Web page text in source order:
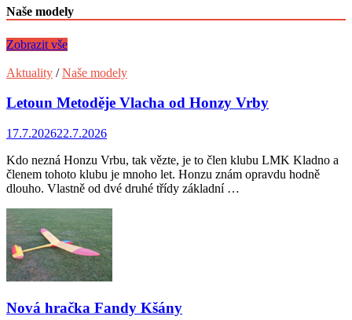
Naše modely
Zobrazit vše
Aktuality /Naše modely
Letoun Metoděje Vlacha od Honzy Vrby
17.7.202622.7.2026
Kdo nezná Honzu Vrbu, tak vězte, je to člen klubu LMK Kladno a
členem tohoto klubu je mnoho let. Honzu znám opravdu hodně
dlouho. Vlastně od dvé druhé třídy základní …
Nová hračka Fandy Kšány